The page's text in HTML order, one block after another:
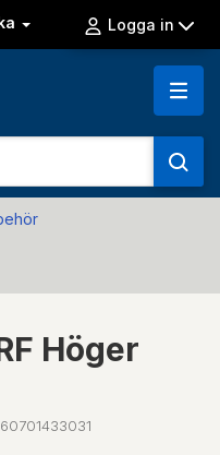
Logga in
Höger